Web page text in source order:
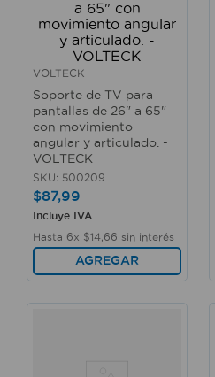
VOLTECK
Soporte de TV para
pantallas de 26" a 65"
con movimiento
angular y articulado. -
VOLTECK
SKU: 500209
$87,99
Incluye IVA
Hasta 6x $14 66 sin interés
AGREGAR